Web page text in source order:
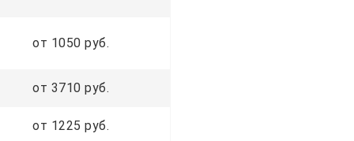
от 1050 руб.
от 3710 руб.
от 1225 руб.